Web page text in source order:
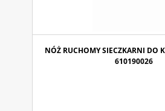
NÓŻ RUCHOMY SIECZKARNI DO
610190026